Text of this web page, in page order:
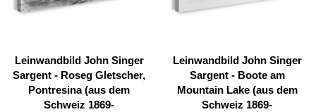
Leinwandbild John Singer
Sargent - Roseg Gletscher,
Pontresina (aus dem
Schweiz 1869-
Leinwandbild John Singer
Sargent - Boote am
Mountain Lake (aus dem
Schweiz 1869-